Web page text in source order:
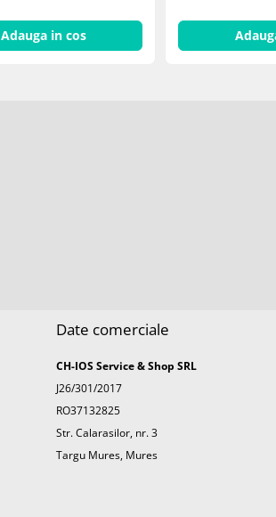
Adauga in cos
Date comerciale
CH-IOS Service & Shop SRL
J26/301/2017
RO37132825
Str. Calarasilor, nr. 3
Targu Mures, Mures